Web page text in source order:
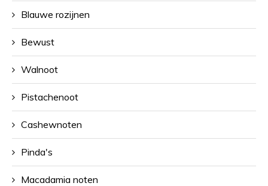
Blauwe rozijnen
Bewust
Walnoot
Pistachenoot
Cashewnoten
Pinda's
Macadamia noten